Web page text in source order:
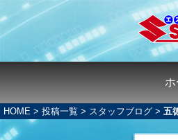
ホ
HOME > 投稿一覧 > スタッフブログ > 五